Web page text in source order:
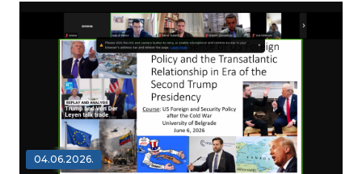
04.06.2026.